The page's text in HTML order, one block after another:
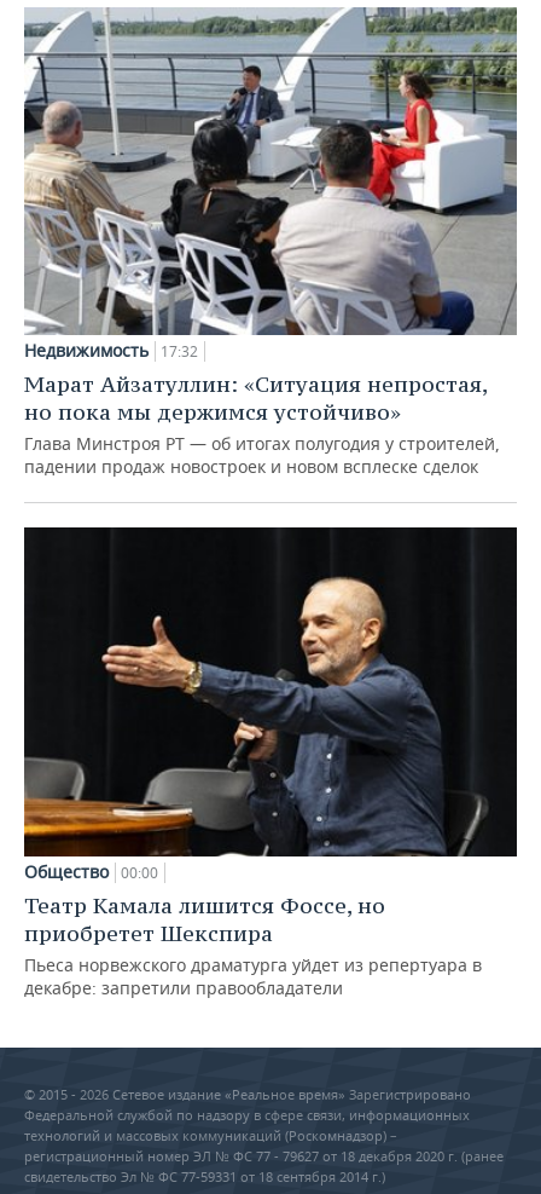
Недвижимость 17:32
Марат Айзатуллин: «Ситуация непростая,
но пока мы держимся устойчиво»
Глава Минстроя РТ — об итогах полугодия у строителей,
падении продаж новостроек и новом всплеске сделок
Общество 00:00
Театр Камала лишится Фоссе, но
приобретет Шекспира
Пьеса норвежского драматурга уйдет из репертуара в
декабре: запретили правообладатели
© 2015 - 2026 Сетевое издание «Реальное время» Зарегистрировано
Федеральной службой по надзору в сфере связи, информационных
технологий и массовых коммуникаций (Роскомнадзор) –
регистрационный номер ЭЛ № ФС 77 - 79627 от 18 декабря 2020 г. (ранее
свидетельство Эл № ФС 77-59331 от 18 сентября 2014 г.)